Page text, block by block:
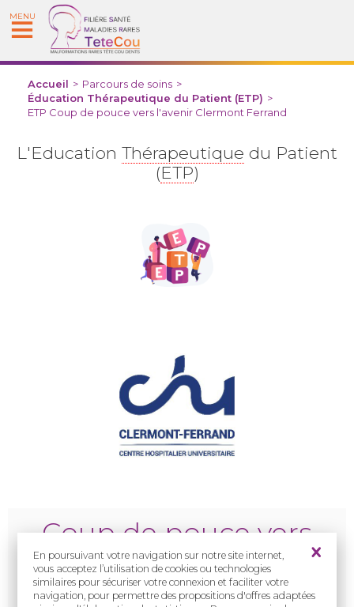
En poursuivant votre navigation sur notre site internet,
vous acceptez l’utilisation de cookies ou technologies
similaires pour sécuriser votre connexion et faciliter votre
navigation, pour permettre des propositions d'offres adaptées
MENU
Accueil > Parcours de soins >
Éducation Thérapeutique du Patient (ETP) >
ETP Coup de pouce vers l'avenir Clermont Ferrand
L'Education Thérapeutique du Patient
(ETP)
Coup de pouce vers
l'avenir : Education
thérapeutiquepour les